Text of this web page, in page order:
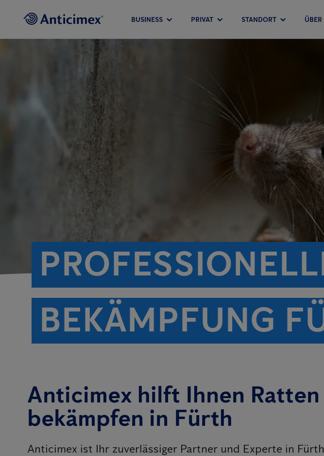
BUSINESS PRIVAT STANDORT ÜBER
BEKÄMPFUNG
Anticimex hilft Ihnen Ratten
bekämpfen in Fürth
Anticimex ist Ihr zuverlässiger Partner und Experte in